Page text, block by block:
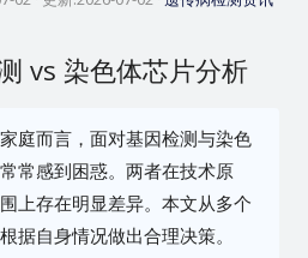
vs 染色体芯片分析
庭而言，面对基因检测与染色
常感到困惑。两者在技术原
上存在明显差异。本文从多个
据自身情况做出合理决策。